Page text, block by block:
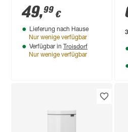
49,99 €
Lieferung nach Hause
Nur wenige verfügbar
Verfügbar in Troisdorf
Nur wenige verfügbar